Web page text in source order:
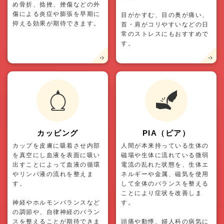
め骨折、捻挫、挫傷などの外
傷による炎症や膨張を早期に
抑える効果が期待できます。
目がかすむ、目の奥が痛い、
首・肩がコリやすいなどの日
常のストレスにもおすすめで
す。
カッピング
カップを皮膚に吸着させ内部
を真空にし血液を表面に吸い
出すことによって血液の循環
やリンパ液の流れを整えま
す。
神経やホルモンバランスなど
の調節や、自律神経のバラン
スを整えることが期待できま
PIA（ピア）
人間が本来持っている生体の
磁場や生体に流れている微弱
電流の乱れた状態を、生体エ
ネルギーや金属、磁気を使用
して全体のバランスを整える
ことにより症状を改善しま
す。
頭痛や動悸、婦人科の病気に